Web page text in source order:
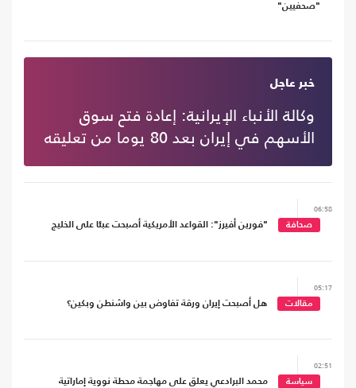
"صحفيين"
خبر عاجل
وكالة الأنباء الإيرانية: إعادة فتح سوق
الأسهم في إيران بعد 80 يوما من تعليقه
06:58
صحافة "فورين أفيرز": القواعد الأمريكية أصبحت عبئا على الخليج
05:17
مقالات هل أصبحت إيران ورقة تفاوض بين واشنطن وبكين؟
02:51
سياسة محمد البرادعي يعلق على مهاجمة محطة نووية إماراتية